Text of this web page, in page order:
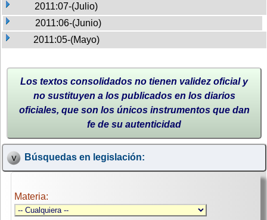
2011:07-(Julio)
2011:06-(Junio)
2011:05-(Mayo)
Los textos consolidados no tienen validez oficial y
no sustituyen a los publicados en los diarios
oficiales, que son los únicos instrumentos que dan
fe de su autenticidad
Búsquedas en legislación:
Materia: